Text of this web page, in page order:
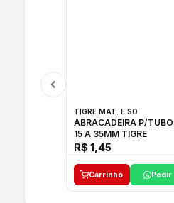
TIGRE MAT. E SO
ABRACADEIRA P/TUBOS
15 A 35MM TIGRE
R$ 1,45
Carrinho Pedir